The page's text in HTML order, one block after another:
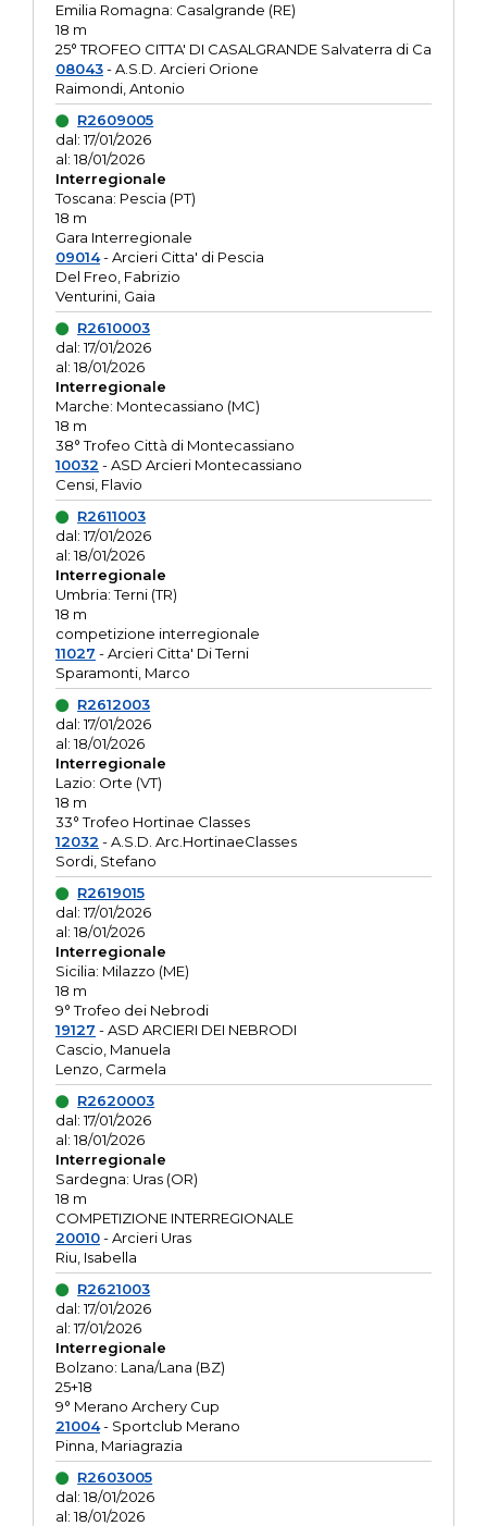
Emilia Romagna: Casalgrande (RE)
18 m
25° TROFEO CITTA' DI CASALGRANDE Salvaterra di Ca
08043- A.S.D. Arcieri Orione
Raimondi, Antonio
R2609005
dal: 17/01/2026
al: 18/01/2026
Interregionale
Toscana: Pescia (PT)
18 m
Gara Interregionale
09014- Arcieri Citta' di Pescia
Del Freo, Fabrizio
Venturini, Gaia
R2610003
dal: 17/01/2026
al: 18/01/2026
Interregionale
Marche: Montecassiano (MC)
18 m
38° Trofeo Città di Montecassiano
10032 - ASD Arcieri Montecassiano
Censi, Flavio
R2611003
dal: 17/01/2026
al: 18/01/2026
Interregionale
Umbria: Terni (TR)
18 m
competizione interregionale
11027 - Arcieri Citta' Di Terni
Sparamonti, Marco
R2612003
dal: 17/01/2026
al: 18/01/2026
Interregionale
Lazio: Orte (VT)
18 m
33° Trofeo Hortinae Classes
12032 - A.S.D. Arc.HortinaeClasses
Sordi, Stefano
R2619015
dal: 17/01/2026
al: 18/01/2026
Interregionale
Sicilia: Milazzo (ME)
18 m
9° Trofeo dei Nebrodi
19127 - ASD ARCIERI DEI NEBRODI
Cascio, Manuela
Lenzo, Carmela
R2620003
dal: 17/01/2026
al: 18/01/2026
Interregionale
Sardegna: Uras (OR)
18 m
COMPETIZIONE INTERREGIONALE
20010- Arcieri Uras
Riu, Isabella
R2621003
dal: 17/01/2026
al: 17/01/2026
Interregionale
Bolzano: Lana/Lana (BZ)
25+18
9° Merano Archery Cup
21004- Sportclub Merano
Pinna, Mariagrazia
R2603005
dal: 18/01/2026
al: 18/01/2026